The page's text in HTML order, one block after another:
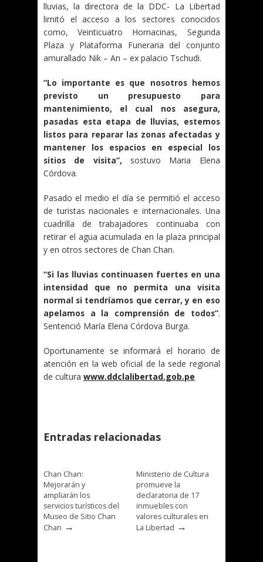
lluvias, la directora de la DDC- La Libertad
limitó el acceso a los sectores conocidos
como, Veinticuatro Hornacinas, Segunda
Plaza y Plataforma Funeraria del conjunto
amurallado Nik – An – ex palacio Tschudi.
“Lo importante es que nosotros hemos
previsto un presupuesto para
mantenimiento, el cual nos asegura,
pasadas esta etapa de lluvias, estemos
listos para reparar las zonas afectadas y
mantener los espacios en especial los
sitios de visita”, sostuvo Maria Elena
Córdova.
Pasado el medio el día se permitió el acceso
de turistas nacionales e internacionales. Una
cuadrilla de trabajadores continuaba con
retirar el agua acumulada en la plaza principal
y en otros sectores de Chan Chan.
“Si las lluvias continuasen fuertes en una
intensidad que no permita una visita
normal si tendríamos que cerrar, y en eso
apelamos a la comprensión de todos”.
Sentenció María Elena Córdova Burga.
Oportunamente se informará el horario de
atención en la web oficial de la sede regional
de cultura www.ddclalibertad.gob.pe
Entradas relacionadas
Chan Chan:
Mejorarán y
ampliarán los
servicios turísticos del
Museo de Sitio Chan
Chan →
Ministerio de Cultura
promueve la
declaratoria de 17
inmuebles con
valores culturales en
La Libertad →